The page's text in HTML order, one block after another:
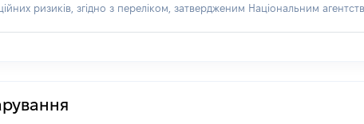
ризиків, згідно з переліком, затвердженим Національним